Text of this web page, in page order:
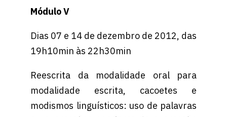
Módulo V
Dias 07 e 14 de dezembro de 2012, das
19h10min às 22h30min
Reescrita da modalidade oral para
modalidade escrita, cacoetes e
modismos linguísticos: uso de palavras